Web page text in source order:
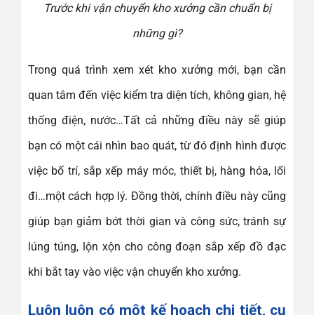
Trước khi vận chuyển kho xưởng cần chuẩn bị
những gì?
Trong quá trình xem xét kho xưởng mới, bạn cần
quan tâm đến việc kiểm tra diện tích, không gian, hệ
thống điện, nước…Tất cả những điều này sẽ giúp
bạn có một cái nhìn bao quát, từ đó định hình được
việc bố trí, sắp xếp máy móc, thiết bị, hàng hóa, lối
đi…một cách hợp lý. Đồng thời, chính điều này cũng
giúp bạn giảm bớt thời gian và công sức, tránh sự
lúng túng, lộn xộn cho công đoạn sắp xếp đồ đạc
khi bắt tay vào việc vận chuyển kho xưởng.
Luôn luôn có một kế hoạch chi tiết, cụ